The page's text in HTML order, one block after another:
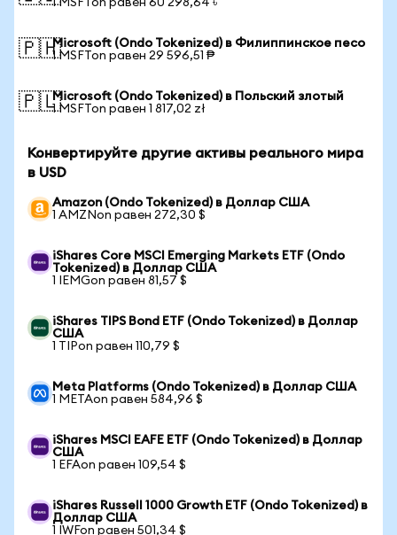
1 MSFTon равен 60 298,64 ৳
🇵🇭Microsoft (Ondo Tokenized) в Филиппинское песо
1 MSFTon равен 29 596,51 ₱
🇵🇱Microsoft (Ondo Tokenized) в Польский злотый
1 MSFTon равен 1 817,02 zł
Конвертируйте другие активы реального мира
в USD
Amazon (Ondo Tokenized) в Доллар США
1 AMZNon равен 272,30 $
iShares Core MSCI Emerging Markets ETF (Ondo
Tokenized) в Доллар США
1 IEMGon равен 81,57 $
iShares TIPS Bond ETF (Ondo Tokenized) в Доллар
США
1 TIPon равен 110,79 $
Meta Platforms (Ondo Tokenized) в Доллар США
1 METAon равен 584,96 $
iShares MSCI EAFE ETF (Ondo Tokenized) в Доллар
США
1 EFAon равен 109,54 $
iShares Russell 1000 Growth ETF (Ondo Tokenized) в
Доллар США
1 IWFon равен 501,34 $